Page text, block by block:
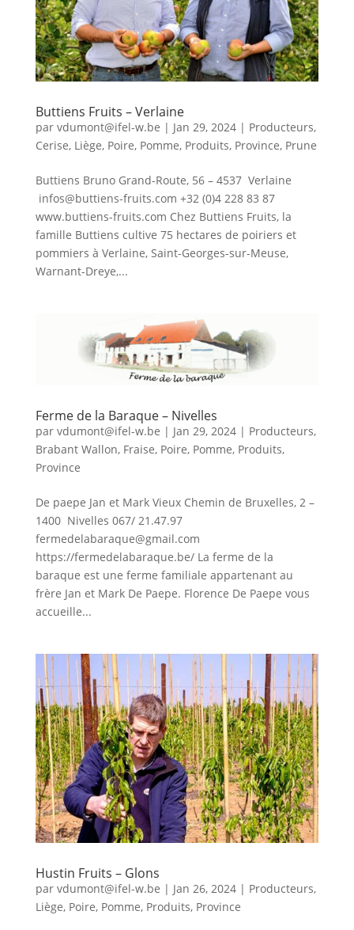
Buttiens Fruits – Verlaine
par vdumont@ifel-w.be | Jan 29, 2024| Producteurs,
Cerise, Liège, Poire, Pomme, Produits, Province, Prune
Buttiens Bruno Grand-Route, 56 – 4537 Verlaine
infos@buttiens-fruits.com +32 (0)4 228 83 87
www.buttiens-fruits.com Chez Buttiens Fruits, la
famille Buttiens cultive 75 hectares de poiriers et
pommiers à Verlaine, Saint-Georges-sur-Meuse,
Warnant-Dreye,...
Ferme de la Baraque – Nivelles
par vdumont@ifel-w.be | Jan 29, 2024| Producteurs,
Brabant Wallon, Fraise, Poire, Pomme, Produits,
Province
De paepe Jan et Mark Vieux Chemin de Bruxelles, 2 –
1400 Nivelles 067/ 21.47.97
fermedelabaraque@gmail.com
https://fermedelabaraque.be/ La ferme de la
baraque est une ferme familiale appartenant au
frère Jan et Mark De Paepe. Florence De Paepe vous
accueille...
Hustin Fruits – Glons
par vdumont@ifel-w.be | Jan 26, 2024| Producteurs,
Liège, Poire, Pomme, Produits, Province